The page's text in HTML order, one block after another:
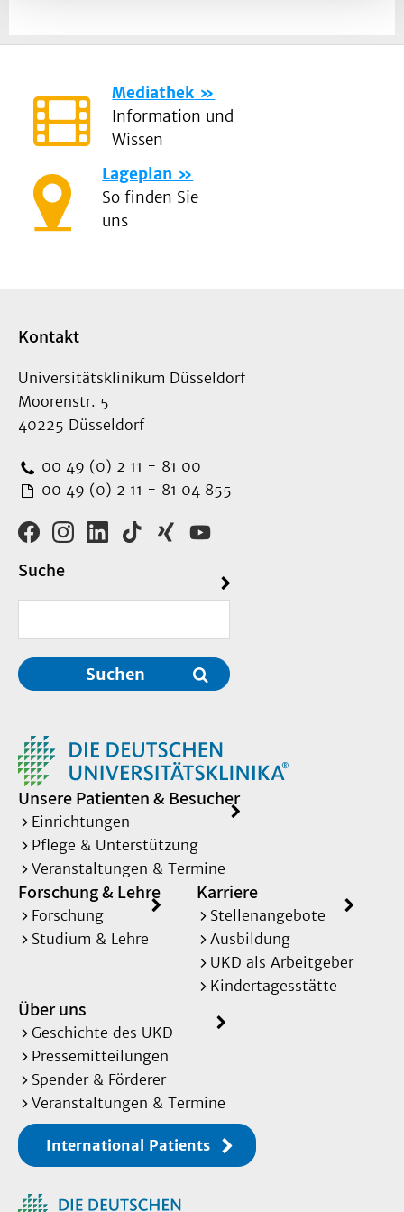
Mediathek
Information und
Wissen
Lageplan
So finden Sie
uns
Kontakt
Universitätsklinikum Düsseldorf
Moorenstr. 5
40225 Düsseldorf
00 49 (0) 2 11 - 81 00
00 49 (0) 2 11 - 81 04 855
Suche
Suchen
Unsere Patienten & Besucher
Einrichtungen
Pflege & Unterstützung
Veranstaltungen & Termine
Forschung & Lehre
Forschung
Studium & Lehre
Karriere
Stellenangebote
Ausbildung
UKD als Arbeitgeber
Kindertagesstätte
Über uns
Geschichte des UKD
Pressemitteilungen
Spender & Förderer
Veranstaltungen & Termine
International Patients